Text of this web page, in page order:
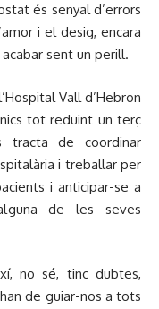
és senyal d’errors
i el desig, encara
sent un perill.
Vall d’Hebron
tot reduint un terç
tracta de coordinar
i treballar per
i anticipar-se a
de les seves
no sé, tinc dubtes,
de guiar-nos a tots